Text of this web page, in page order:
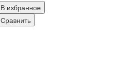
В избранное
Сравнить